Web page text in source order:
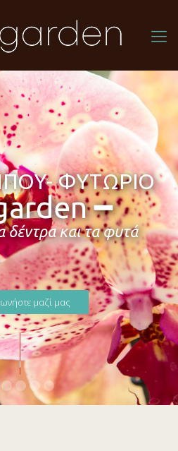
ΦΥΤΩΡΙΟ
μαζί μας
━
δέντρα και τα φυτά